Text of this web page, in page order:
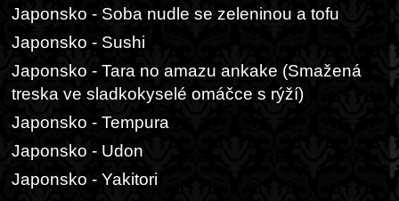
Japonsko - Soba nudle se zeleninou a tofu
Japonsko - Sushi
Japonsko - Tara no amazu ankake (Smažená
treska ve sladkokyselé omáčce s rýží)
Japonsko - Tempura
Japonsko - Udon
Japonsko - Yakitori